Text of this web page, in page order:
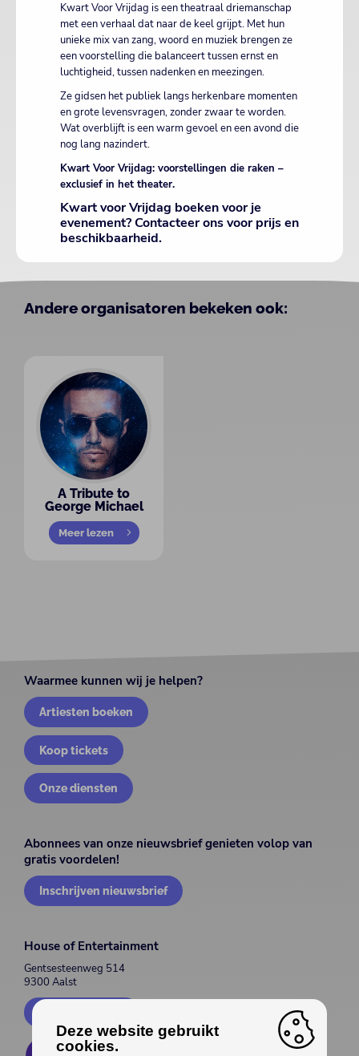
Kwart Voor Vrijdag is een theatraal driemanschap
met een verhaal dat naar de keel grijpt. Met hun
unieke mix van zang, woord en muziek brengen ze
een voorstelling die balanceert tussen ernst en
luchtigheid, tussen nadenken en meezingen.
Ze gidsen het publiek langs herkenbare momenten
en grote levensvragen, zonder zwaar te worden.
Wat overblijft is een warm gevoel en een avond die
nog lang nazindert.
Kwart Voor Vrijdag: voorstellingen die raken –
exclusief in het theater.
Kwart voor Vrijdag boeken voor je
evenement? Contacteer ons voor prijs en
beschikbaarheid.
Andere organisatoren bekeken ook:
A Tribute to
George Michael
Meer lezen
Waarmee kunnen wij je helpen?
Artiesten boeken
Koop tickets
Onze diensten
Abonnees van onze nieuwsbrief genieten volop van
gratis voordelen!
Inschrijven nieuwsbrief
House of Entertainment
Gentsesteenweg 514
9300 Aalst
Deze website gebruikt
cookies.